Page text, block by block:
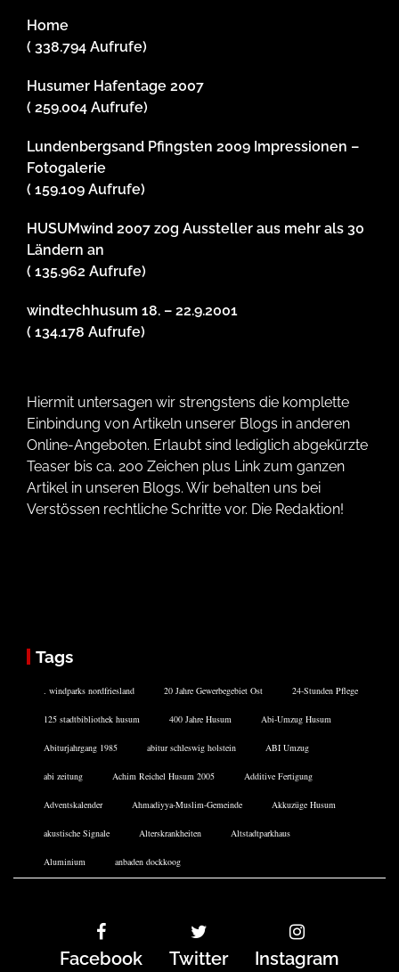
Home
( 338.794 Aufrufe)
Husumer Hafentage 2007
( 259.004 Aufrufe)
Lundenbergsand Pfingsten 2009 Impressionen –
Fotogalerie
( 159.109 Aufrufe)
HUSUMwind 2007 zog Aussteller aus mehr als 30
Ländern an
( 135.962 Aufrufe)
windtechhusum 18. – 22.9.2001
( 134.178 Aufrufe)
Hiermit untersagen wir strengstens die komplette
Einbindung von Artikeln unserer Blogs in anderen
Online-Angeboten. Erlaubt sind lediglich abgekürzte
Teaser bis ca. 200 Zeichen plus Link zum ganzen
Artikel in unseren Blogs. Wir behalten uns bei
Verstössen rechtliche Schritte vor. Die Redaktion!
Tags
. windparks nordfriesland 20 Jahre Gewerbegebiet Ost 24-Stunden Pflege
125 stadtbibliothek husum 400 Jahre Husum Abi-Umzug Husum
Abiturjahrgang 1985 abitur schleswig holstein ABI Umzug
abi zeitung Achim Reichel Husum 2005 Additive Fertigung
Adventskalender Ahmadiyya-Muslim-Gemeinde Akkuzüge Husum
akustische Signale Alterskrankheiten Altstadtparkhaus
Aluminium anbaden dockkoog
Facebook Twitter Instagram